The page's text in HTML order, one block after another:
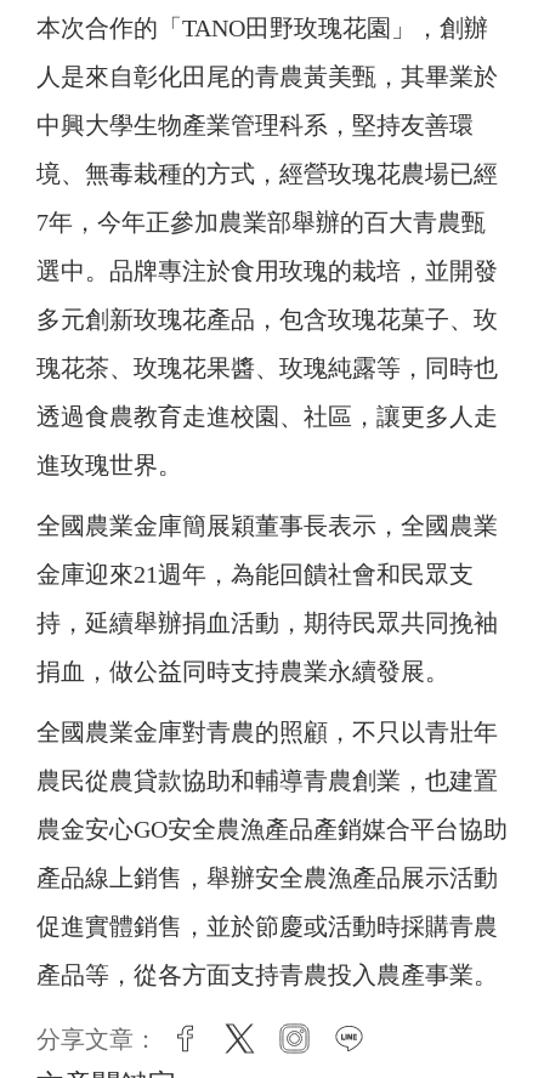
本次合作的「TANO田野玫瑰花園」，創辦
人是來自彰化田尾的青農黃美甄，其畢業於
中興大學生物產業管理科系，堅持友善環
境、無毒栽種的方式，經營玫瑰花農場已經
7年，今年正參加農業部舉辦的百大青農甄
選中。品牌專注於食用玫瑰的栽培，並開發
多元創新玫瑰花產品，包含玫瑰花菓子、玫
瑰花茶、玫瑰花果醬、玫瑰純露等，同時也
透過食農教育走進校園、社區，讓更多人走
進玫瑰世界。
全國農業金庫簡展穎董事長表示，全國農業
金庫迎來21週年，為能回饋社會和民眾支
持，延續舉辦捐血活動，期待民眾共同挽袖
捐血，做公益同時支持農業永續發展。
全國農業金庫對青農的照顧，不只以青壯年
農民從農貸款協助和輔導青農創業，也建置
農金安心GO安全農漁產品產銷媒合平台協助
產品線上銷售，舉辦安全農漁產品展示活動
促進實體銷售，並於節慶或活動時採購青農
產品等，從各方面支持青農投入農產事業。
分享文章： facebook
twitter instagram